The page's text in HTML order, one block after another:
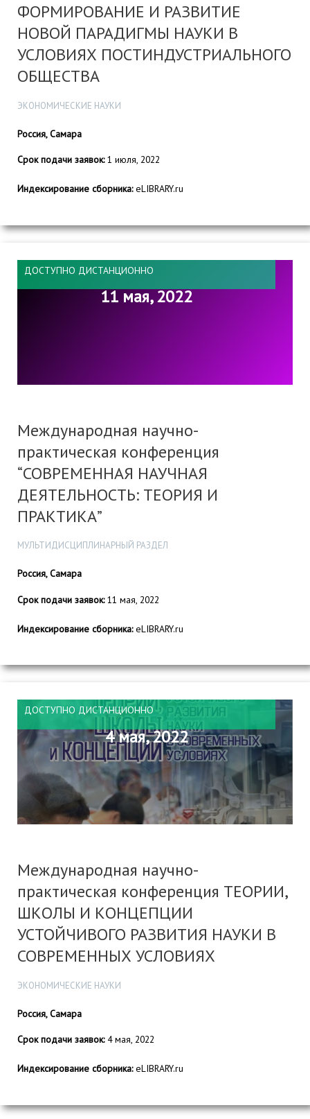
ФОРМИРОВАНИЕ И РАЗВИТИЕ
НОВОЙ ПАРАДИГМЫ НАУКИ В
УСЛОВИЯХ ПОСТИНДУСТРИАЛЬНОГО
ОБЩЕСТВА
ЭКОНОМИЧЕСКИЕ НАУКИ
Россия, Самара
Срок подачи заявок:1 июля, 2022
Индексирование сборника:eLIBRARY.ru
ДОСТУПНО ДИСТАНЦИОННО
11 мая, 2022
Международная научно-
практическая конференция
“СОВРЕМЕННАЯ НАУЧНАЯ
ДЕЯТЕЛЬНОСТЬ: ТЕОРИЯ И
ПРАКТИКА”
МУЛЬТИДИСЦИПЛИНАРНЫЙ РАЗДЕЛ
Россия, Самара
Срок подачи заявок:11 мая, 2022
Индексирование сборника:eLIBRARY.ru
ДОСТУПНО ДИСТАНЦИОННО
4 мая, 2022
Международная научно-
практическая конференция ТЕОРИИ,
ШКОЛЫ И КОНЦЕПЦИИ
УСТОЙЧИВОГО РАЗВИТИЯ НАУКИ В
СОВРЕМЕННЫХ УСЛОВИЯХ
ЭКОНОМИЧЕСКИЕ НАУКИ
Россия, Самара
Срок подачи заявок:4 мая, 2022
Индексирование сборника:eLIBRARY.ru